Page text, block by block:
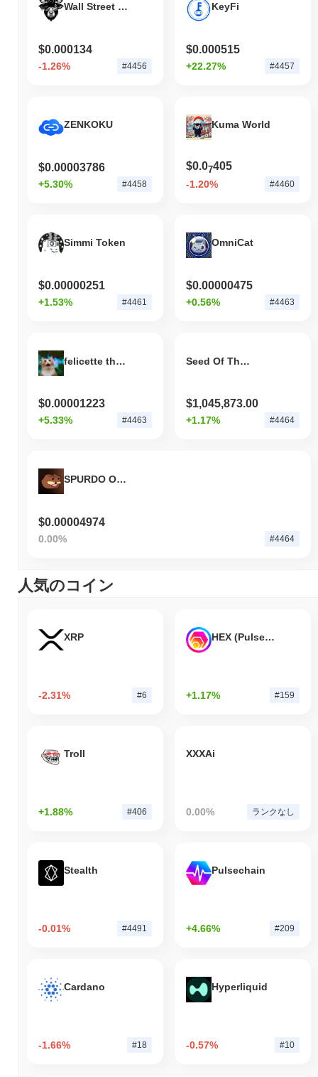
Wall Street Memes
$0.000134
-1.26% #4456
KeyFi
$0.000515
+22.27% #4457
ZENKOKU
$0.00003786
+5.30% #4458
Kuma World
$0.07405
-1.20% #4460
Simmi Token
$0.00000251
+1.53% #4461
OmniCat
$0.00000475
+0.56% #4463
felicette the space cat
$0.00001223
+5.33% #4463
Seed Of The Universe
$1,045,873.00
+1.17% #4464
SPURDO ON ETH
$0.00004974
0.00% #4464
人気のコイン
XRP
-2.31% #6
HEX (Pulsechain)
+1.17% #159
Troll
+1.88% #406
XXXAi
0.00% ランクなし
Stealth
-0.01% #4491
Pulsechain
+4.66% #209
Cardano
-1.66% #18
Hyperliquid
-0.57% #10